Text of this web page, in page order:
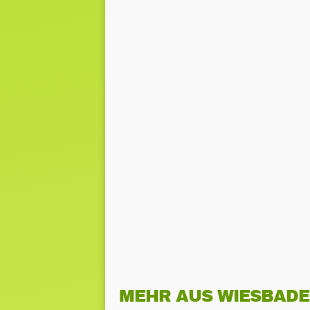
MEHR AUS